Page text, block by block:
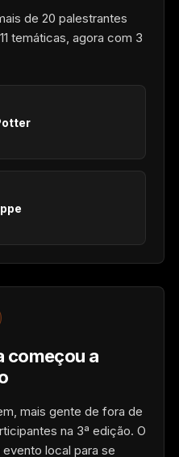
de 20 palestrantes
temáticas, agora com 3
começou a
mais gente de fora de
na 3ª edição. O
local para se